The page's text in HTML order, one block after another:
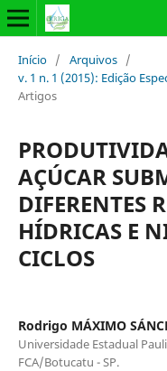
Início / Arquivos /
v. 1 n. 1 (2015): Edição
Artigos
AÇÚCAR
DIFERENTES
HÍDRICAS E
CICLOS
Rodrigo MÁXIMO
Universidade Estadual
FCA/Botucatu - SP.